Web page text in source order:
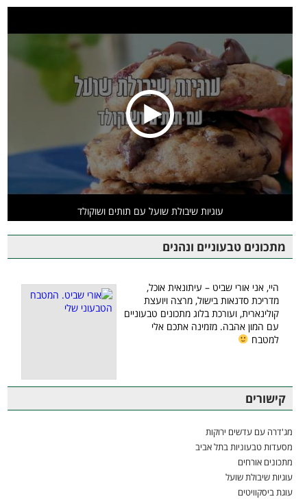
עוגיות שיבולת שועל עם תותים ושוקולד
מתכונים טבעוניים ונהנים
היי, אני אורי שביט – עיתונאית אוכל,
מדריכת סדנאות בישול, מרצה ויועצת
קולינארית, ועורכת בלוג מתכונים טבעוניים
עם המון אהבה. מזמינה אתכם אלי
למטבח
קישורים
מג'דרה עם עדשים ירוקות
מסעדות טבעוניות בתל אביב
מתכונים אורחים
עוגיות שיבולת שועל
עוגת ביסקוויטים